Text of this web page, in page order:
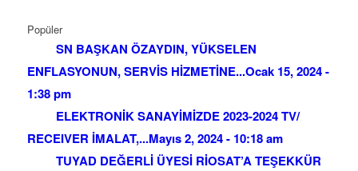
Popüler
SN BAŞKAN ÖZAYDIN, YÜKSELEN
ENFLASYONUN, SERVİS HİZMETİNE...Ocak 15, 2024 -
1:38 pm
ELEKTRONİK SANAYİMİZDE 2023-2024 TV/
RECEIVER İMALAT,...Mayıs 2, 2024 - 10:18 am
TUYAD DEĞERLİ ÜYESİ RİOSAT’A TEŞEKKÜR